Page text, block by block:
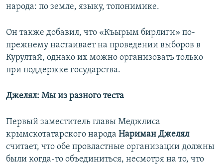
народа: по земле, языку, топонимике.
Он также добавил, что «Къырым бирлиги» по-
прежнему настаивает на проведении выборов в
Курултай, однако их можно организовать только
при поддержке государства.
Джелял: Мы из разного теста
Первый заместитель главы Меджлиса
крымскотатарского народа Нариман Джелял
считает, что обе провластные организации должны
были когда-то объединиться, несмотря на то, что